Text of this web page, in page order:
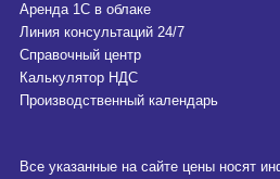
Аренда 1С в облаке
Линия консультаций 24/7
Справочный центр
Калькулятор НДС
Производственный календарь
Все указанные на сайте цены носят